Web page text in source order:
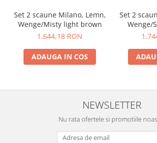
Set 2 scaune Milano, Lemn,
Wenge/Misty light brown
1.644,18 RON
ADAUGA IN COS
Set 2
Wenge/
NEWSLETTER
Nu rata ofertele si promotiile